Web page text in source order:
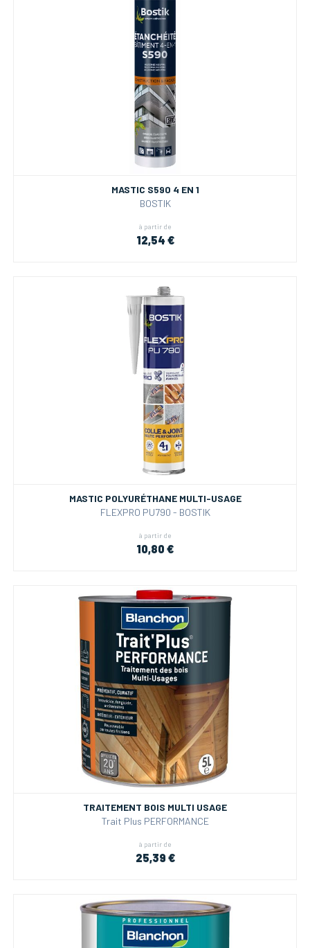
MASTIC S590 4 EN 1
BOSTIK
à partir de
12,54 €
MASTIC POLYURÉTHANE MULTI-USAGE
FLEXPRO PU790 - BOSTIK
à partir de
10,80 €
TRAITEMENT BOIS MULTI USAGE
Trait Plus PERFORMANCE
à partir de
25,39 €